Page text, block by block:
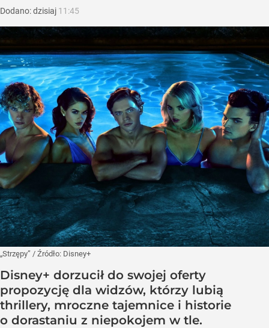
Dodano:dzisiaj 11:45
„Strzępy” / Źródło: Disney+
Disney+ dorzucił do swojej oferty
propozycję dla widzów, którzy lubią
thrillery, mroczne tajemnice i historie
o dorastaniu z niepokojem w tle.